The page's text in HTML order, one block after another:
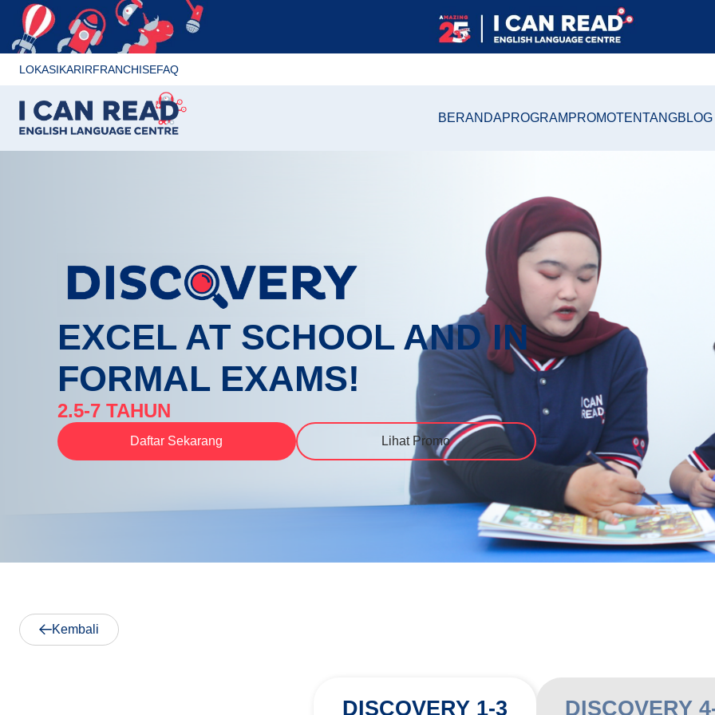
LOKASIKARIRFRANCHISEFAQ
BERANDAPROGRAM PROMOTENTANGBLOG
EXCEL AT SCHOOL AND IN
FORMAL EXAMS!
2.5-7 TAHUN
Daftar Sekarang Lihat Promo
Kembali
DISCOVERY 1-3 DISCOVERY